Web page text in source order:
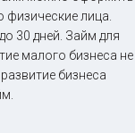
физические лица.
30 дней. Займ для
малого бизнеса не
бизнеса